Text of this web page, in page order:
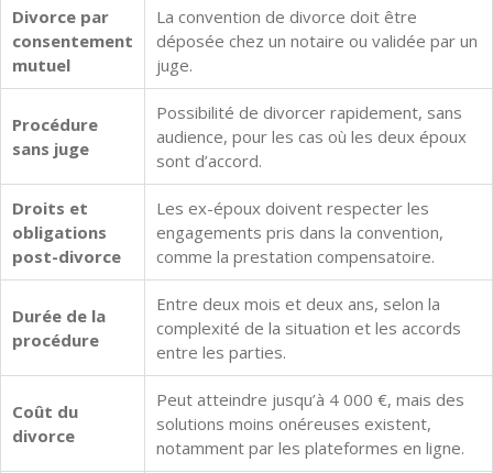
Divorce par
consentement
mutuel
La convention de divorce doit être
déposée chez un notaire ou validée par un
juge.
Procédure
sans juge
Possibilité de divorcer rapidement, sans
audience, pour les cas où les deux époux
sont d’accord.
Droits et
obligations
post-divorce
Les ex-époux doivent respecter les
engagements pris dans la convention,
comme la prestation compensatoire.
Durée de la
procédure
Entre deux mois et deux ans, selon la
complexité de la situation et les accords
entre les parties.
Coût du
divorce
Peut atteindre jusqu’à 4 000 €, mais des
solutions moins onéreuses existent,
notamment par les plateformes en ligne.